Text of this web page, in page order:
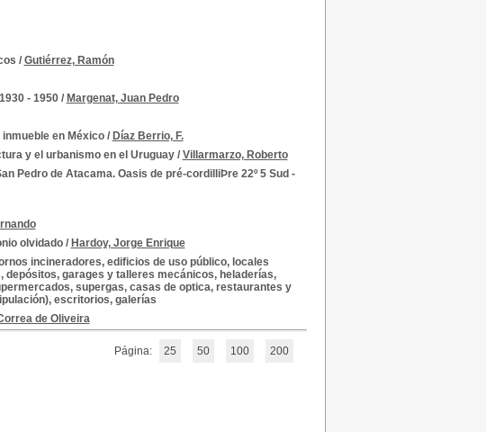
/ Gutiérrez, Ramón
- 1950/ Margenat, Juan Pedro
en México/ Díaz Berrio, F.
y el urbanismo en el Uruguay/ Villarmarzo, Roberto
Pedro de Atacama. Oasis de pré-cordilliÞre 22º 5 Sud -
olvidado/ Hardoy, Jorge Enrique
incineradores, edificios de uso público, locales
garages y talleres mecánicos, heladerías,
supergas, casas de optica, restaurantes y
escritorios, galerías
de Oliveira
Página: 25 50 100 200